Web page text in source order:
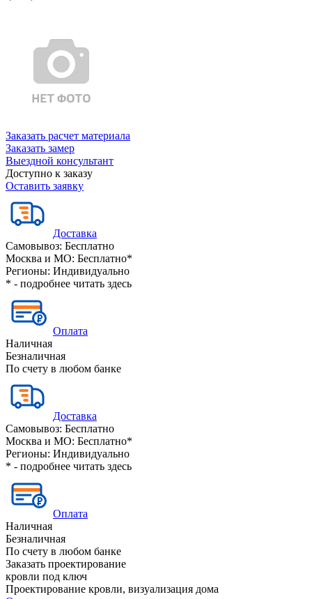
Заказать расчет материала
Заказать замер
Выездной консультант
Доступно к заказу
Оставить заявку
Доставка
Самовывоз: Бесплатно
Москва и МО: Бесплатно*
Регионы: Индивидуально
* - подробнее читать здесь
Оплата
Наличная
Безналичная
По счету в любом банке
Доставка
Самовывоз: Бесплатно
Москва и МО: Бесплатно*
Регионы: Индивидуально
* - подробнее читать здесь
Оплата
Наличная
Безналичная
По счету в любом банке
Заказать проектирование
кровли под ключ
Проектирование кровли, визуализация дома